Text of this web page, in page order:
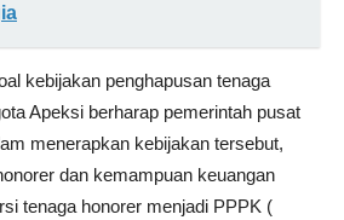
kebijakan penghapusan tenaga
Apeksi berharap pemerintah pusat
menerapkan kebijakan tersebut,
dan kemampuan keuangan
tenaga honorer menjadi PPPK (